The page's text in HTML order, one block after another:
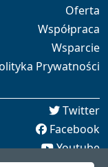
Oferta
Współpraca
Wsparcie
Prywatności
Twitter
Facebook
Youtube